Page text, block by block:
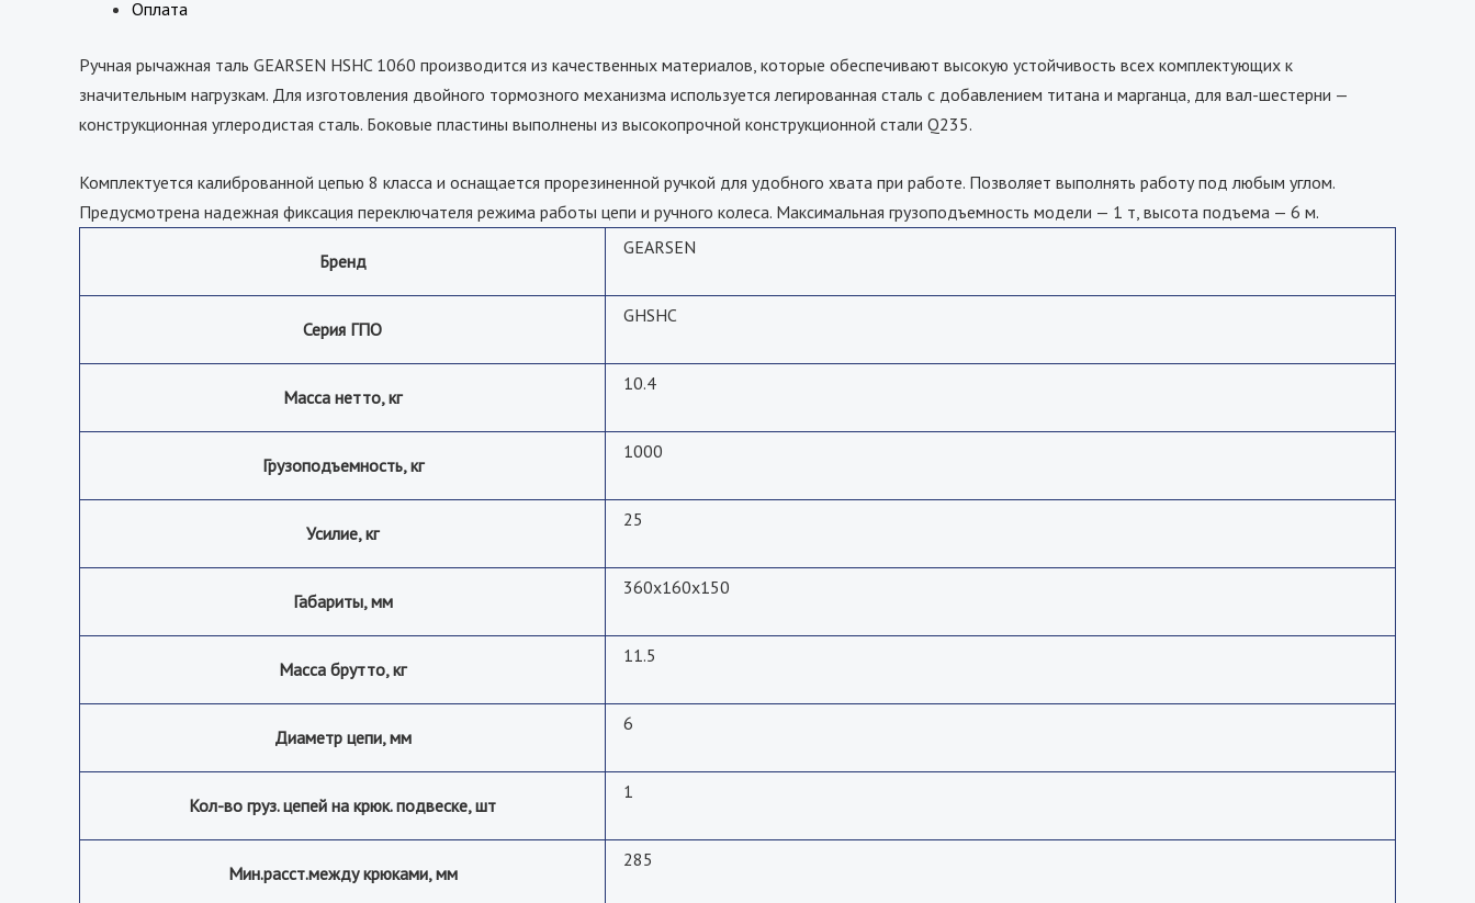
Оплата
Ручная рычажная таль GEARSEN HSHC 1060 производится из качественных материалов, которые обеспечивают высокую устойчивость всех комплектующих к
значительным нагрузкам. Для изготовления двойного тормозного механизма используется легированная сталь с добавлением титана и марганца, для вал-шестерни —
конструкционная углеродистая сталь. Боковые пластины выполнены из высокопрочной конструкционной стали Q235.
Комплектуется калиброванной цепью 8 класса и оснащается прорезиненной ручкой для удобного хвата при работе. Позволяет выполнять работу под любым углом.
Предусмотрена надежная фиксация переключателя режима работы цепи и ручного колеса. Максимальная грузоподъемность модели — 1 т, высота подъема — 6 м.
Бренд
GEARSEN
Серия ГПО
GHSHC
Масса нетто, кг
10.4
Грузоподъемность, кг
1000
Усилие, кг
25
Габариты, мм
360x160x150
Масса брутто, кг
11.5
Диаметр цепи, мм
6
Кол-во груз. цепей на крюк. подвеске, шт
1
Мин.расст.между крюками, мм
285